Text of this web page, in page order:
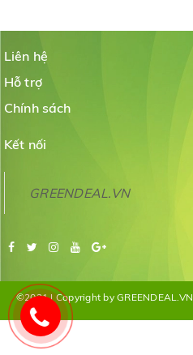
Liên hệ
Hỗ trợ
Chính sách
Kết nối
GREENDEAL.VN
©2021 | Copyright by GREENDEAL.VN